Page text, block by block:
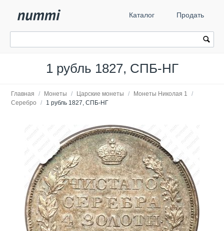
Каталог Продать
1 рубль 1827, СПБ-НГ
Главная / Монеты / Царские монеты / Монеты Николая 1
/
Серебро
/ 1 рубль 1827, СПБ-НГ